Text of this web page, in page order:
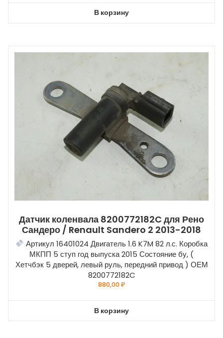
В корзину
Датчик коленвала 8200772182C для Рено
Сандеро / Renault Sandero 2 2013-2018
Артикул 16401024 Двигатель 1.6 K7M 82 л.с. Коробка
МКПП 5 ступ год выпуска 2015 Состояние бу, (
Хетчбэк 5 дверей, левый руль, передний привод ) ОЕМ
8200772182C
880,00₽
В корзину